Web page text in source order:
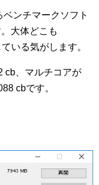
ンチマークソフト
大体どこも
いる気がします。
cb、マルチコアが
cbです。